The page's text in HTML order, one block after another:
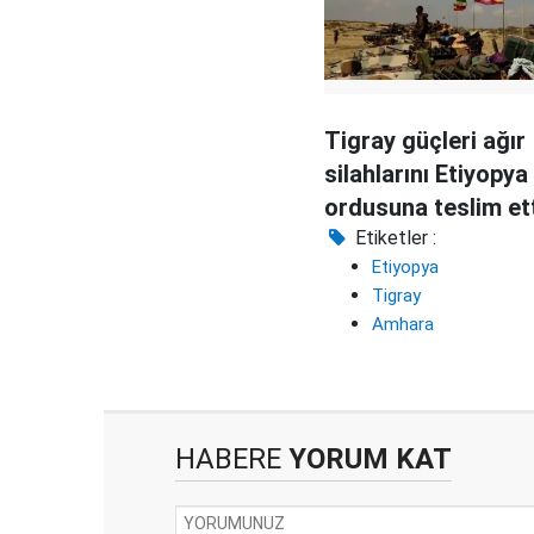
Tigray güçleri ağır
silahlarını Etiyopya
ordusuna teslim
Etiketler :
Etiyopya
Tigray
Amhara
HABERE YORUM KAT